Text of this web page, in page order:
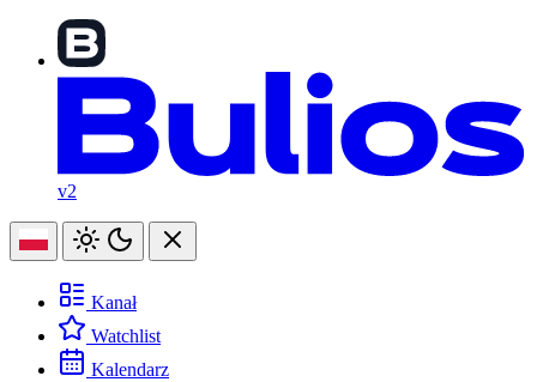
v2
Kanał
Watchlist
Kalendarz